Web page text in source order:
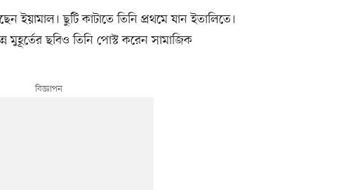
ইয়ামাল। ছুটি কাটাতে তিনি প্রথমে যান ইতালিতে।
মুহূর্তের ছবিও তিনি পোস্ট করেন সামাজিক